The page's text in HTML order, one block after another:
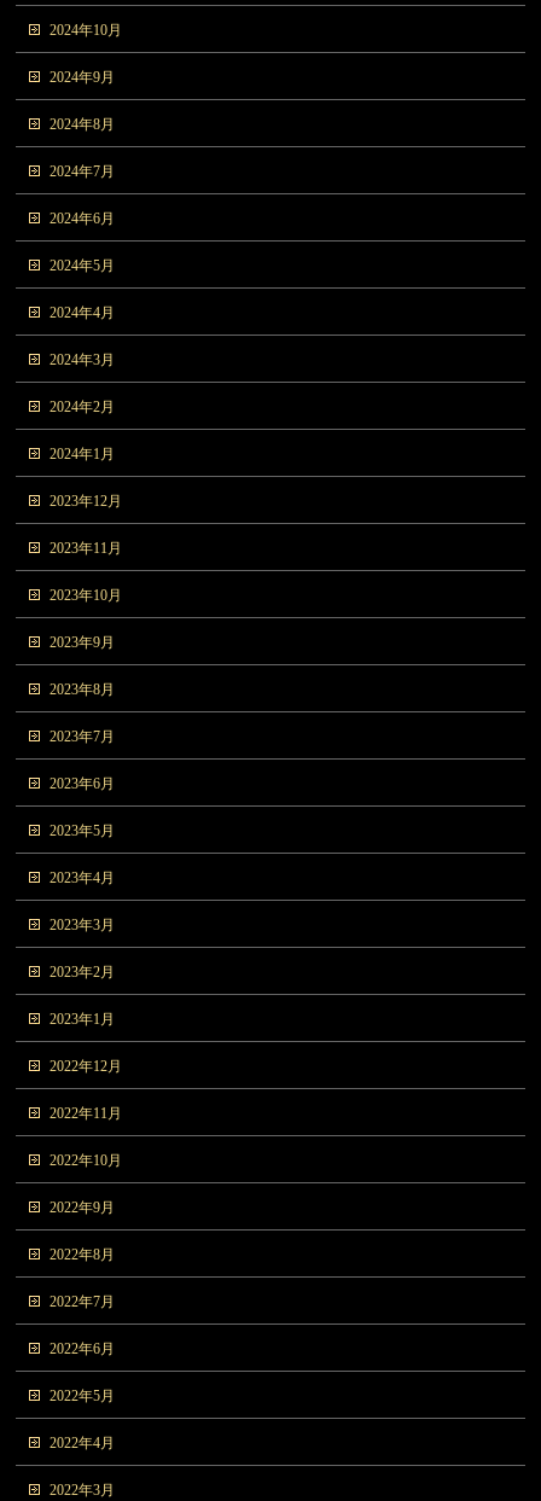
2024年10月
2024年9月
2024年8月
2024年7月
2024年6月
2024年5月
2024年4月
2024年3月
2024年2月
2024年1月
2023年12月
2023年11月
2023年10月
2023年9月
2023年8月
2023年7月
2023年6月
2023年5月
2023年4月
2023年3月
2023年2月
2023年1月
2022年12月
2022年11月
2022年10月
2022年9月
2022年8月
2022年7月
2022年6月
2022年5月
2022年4月
2022年3月